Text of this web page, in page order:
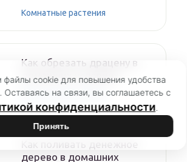
Комнатные растения
Как обрезать драцену в
домашних условиях
Комнатные растения
Как поливать денежное
дерево в домашних
cookie для повышения удобства
Оставаясь на связи, вы соглашаетесь с
конфиденциальности.
Принять